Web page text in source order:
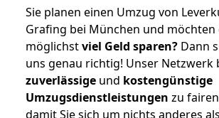
Sie planen einen Umzug von
Grafing bei München und möchten
möglichstviel Geld sparen? Dann
uns genau richtig! Unser Netzwerk
zuverlässige und kostengünstige
Umzugsdienstleistungen zu
damit Sie sich um nichts anderes